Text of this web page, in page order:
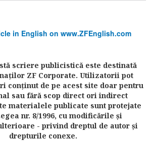
in English on www.ZFEnglish.com
scriere publicistică este destinată
ZF Corporate. Utilizatorii pot
conţinut de pe acest site doar pentru
sau fără scop direct ori indirect
materialele publicate sunt protejate
nr. 8/1996, cu modificările şi
- privind dreptul de autor şi
drepturile conexe.